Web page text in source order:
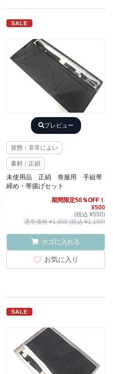
SALE
プレビュー
状態：非常によい
素材：正絹
未使用品 正絹 喪服用 手組帯
締め・帯揚げセット
期間限定50％OFF！
¥500
(税込 ¥550)
通常価格 ¥1,000 (税込 ¥1,100)
カゴに入れる
お気に入り
SALE